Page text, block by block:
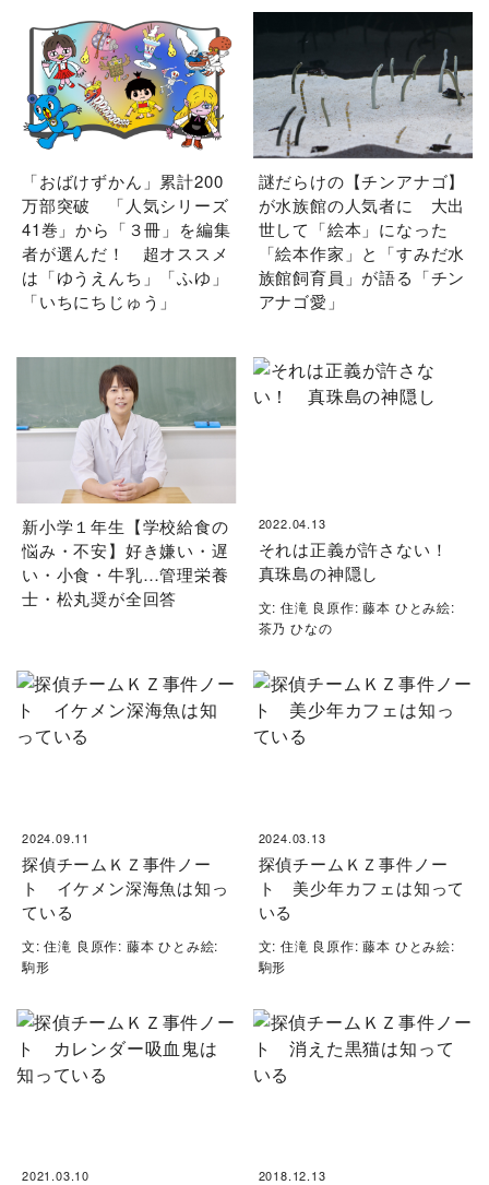
「おばけずかん」累計200
万部突破 「人気シリーズ
41巻」から「３冊」を編集
者が選んだ！ 超オススメ
は「ゆうえんち」「ふゆ」
「いちにちじゅう」
謎だらけの【チンアナゴ】
が水族館の人気者に 大出
世して「絵本」になった
「絵本作家」と「すみだ水
族館飼育員」が語る「チン
アナゴ愛」
新小学１年生【学校給食の
悩み・不安】好き嫌い・遅
い・小食・牛乳…管理栄養
士・松丸奨が全回答
2022.04.13
それは正義が許さない！
真珠島の神隠し
文: 住滝 良原作: 藤本 ひとみ絵:
茶乃 ひなの
2024.09.11
探偵チームＫＺ事件ノー
ト イケメン深海魚は知っ
ている
文: 住滝 良原作: 藤本 ひとみ絵:
駒形
2024.03.13
探偵チームＫＺ事件ノー
ト 美少年カフェは知って
いる
文: 住滝 良原作: 藤本 ひとみ絵:
駒形
2021.03.10 2018.12.13